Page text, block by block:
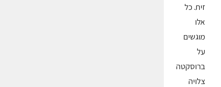
זית. כל
אלו
מוגשים
על
ברוסקטה
צלויה